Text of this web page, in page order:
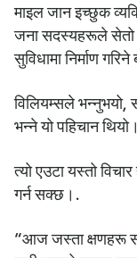
माइल जान इच्छुक
जना सदस्यहरूले सेतो
सुविधामा निर्माण
विलियम्सले भन्नुभयो,
भन्ने यो पहिचान
त्यो एउटा यस्तो
गर्न सक्छ।.
“आज जस्ता क्षणहरू